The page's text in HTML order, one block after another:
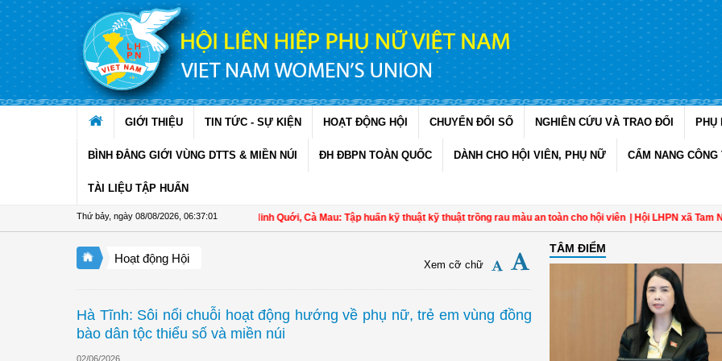
Truy cập nội dung luôn
GIỚI THIỆU TIN TỨC - SỰ KIỆN HOẠT ĐỘNG HỘI CHUYỂN ĐỔI SỐ NGHIÊN CỨU VÀ TRAO ĐỔI PHỤ
BÌNH ĐẲNG GIỚI VÙNG DTTS & MIỀN NÚI ĐH ĐBPN TOÀN QUỐC DÀNH CHO HỘI VIÊN, PHỤ NỮ CẨM NANG CÔNG
TÀI LIỆU TẬP HUẤN
Thứ bảy, ngày 08/08/2026 06:37:01
Hội LHPN xã Ninh Quới, Cà Mau: Tập huấn kỹ thuật kỹ thuật trồng rau màu an toàn cho hội viên | Hội LHPN xã Tam Ngãi,
Hoạt động Hội Xem cỡ chữ
Hà Tĩnh: Sôi nổi chuỗi hoạt động hướng về phụ nữ, trẻ em vùng đồng
bào dân tộc thiểu số và miền núi
02/06/2026
TÂM ĐIỂM